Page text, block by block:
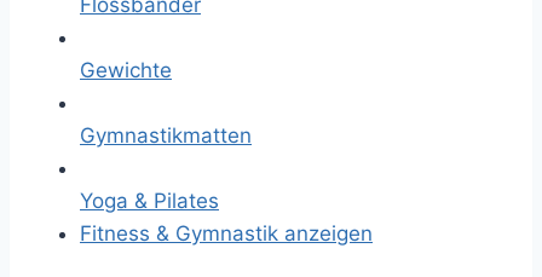
Flossbänder
Gewichte
Gymnastikmatten
Yoga & Pilates
Fitness & Gymnastik anzeigen